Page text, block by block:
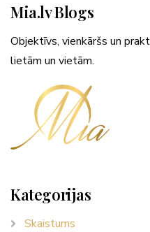
Mia.lv Blogs
Objektīvs, vienkāršs un
lietām un vietām.
Kategorijas
Skaistums